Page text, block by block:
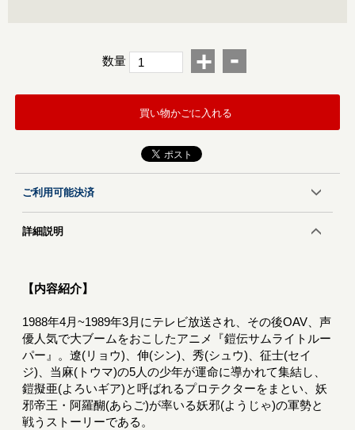
数量 + -
買い物かごに入れる
ご利用可能決済
詳細説明
【内容紹介】
1988年4月~1989年3月にテレビ放送され、その後OAV、声
優人気で大ブームをおこしたアニメ『鎧伝サムライトルー
パー』。遼(リョウ)、伸(シン)、秀(シュウ)、征士(セイ
ジ)、当麻(トウマ)の5人の少年が運命に導かれて集結し、
鎧擬亜(よろいギア)と呼ばれるプロテクターをまとい、妖
邪帝王・阿羅醐(あらご)が率いる妖邪(ようじゃ)の軍勢と
戦うストーリーである。